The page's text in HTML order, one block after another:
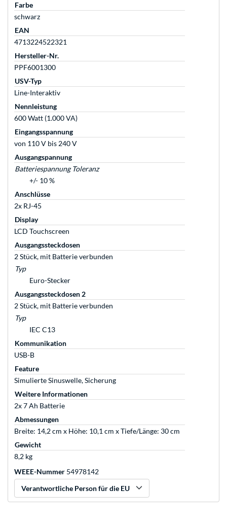
Farbe
schwarz
EAN
4713224522321
Hersteller-Nr.
PPF6001300
USV-Typ
Line-Interaktiv
Nennleistung
600 Watt (1.000 VA)
Eingangsspannung
von 110 V bis 240 V
Ausgangspannung
Batteriespannung Toleranz
+/- 10 %
Anschlüsse
2x RJ-45
Display
LCD Touchscreen
Ausgangssteckdosen
2 Stück, mit Batterie verbunden
Typ
Euro-Stecker
Ausgangssteckdosen 2
2 Stück, mit Batterie verbunden
Typ
IEC C13
Kommunikation
USB-B
Feature
Simulierte Sinuswelle, Sicherung
Weitere Informationen
2x 7 Ah Batterie
Abmessungen
Breite: 14,2 cm x Höhe: 10,1 cm x Tiefe/Länge: 30 cm
Gewicht
8,2 kg
WEEE-Nummer 54978142
Verantwortliche Person für die EU